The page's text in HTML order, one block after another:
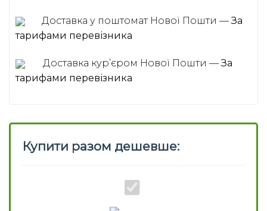
Доставка у поштомат Нової Пошти —За
тарифами перевізника
Доставка курʼєром Нової Пошти —За
тарифами перевізника
Купити разом дешевше:
Алюмінієвий